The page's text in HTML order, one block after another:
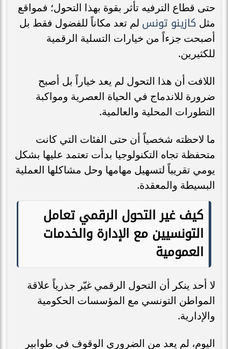
حتى قطاع الترفيه تأثر بقوة بهذا التحول؛ فمواقع
مثل كازينو تونس لم تعد مكاناً للفضول فقط بل
أصبحت جزءاً من خيارات التسلية الرقمية
للكثيرين.
اللافت أن هذا التحول لم يعد خياراً بل أصبح
ضرورة للاندماج في الحياة العصرية ومواكبة
التطورات المحلية والعالمية.
ما لاحظته شخصياً أن حتى الفئات التي كانت
متحفظة تجاه التكنولوجيا بدأت تعتمد عليها بشكل
يومي تقريباً لتسهيل مهامها وحل مشاكلها العملية
البسيطة والمعقدة.
كيف غير التحول الرقمي تعامل
التونسيين مع الإدارة والخدمات
العمومية
لا أحد ينكر أن التحول الرقمي غيّر جذرياً علاقة
المواطن التونسي مع المؤسسات الحكومية
والإدارية.
اليوم، لم يعد من الضروري الوقوف في طوابير